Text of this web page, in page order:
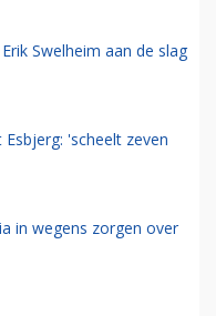
Swelheim aan de slag
'scheelt zeven
in wegens zorgen over